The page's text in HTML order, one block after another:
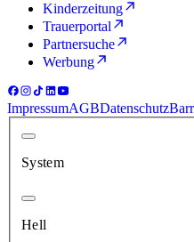
Kinderzeitung
Trauerportal
Partnersuche
Werbung
ImpressumAGBDatenschutz
System
Hell